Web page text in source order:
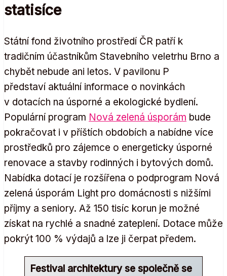
statisíce
Státní fond životního prostředí ČR patří k
tradičním účastníkům Stavebního veletrhu Brno a
chybět nebude ani letos. V pavilonu P
představí aktuální informace o novinkách
v dotacích na úsporné a ekologické bydlení.
Populární program Nová zelená úsporám bude
pokračovat i v příštích obdobích a nabídne více
prostředků pro zájemce o energeticky úsporné
renovace a stavby rodinných i bytových domů.
Nabídka dotací je rozšířena o podprogram Nová
zelená úsporám Light pro domácnosti s nižšími
příjmy a seniory. Až 150 tisíc korun je možné
získat na rychlé a snadné zateplení. Dotace může
pokrýt 100 % výdajů a lze ji čerpat předem.
Festival architektury se společně se